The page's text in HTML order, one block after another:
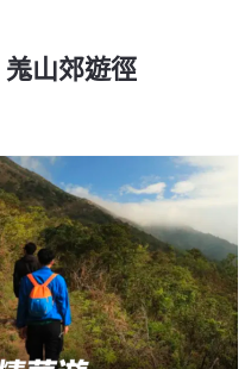
羗山郊遊徑